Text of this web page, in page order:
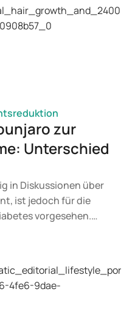
zur
Unterschied
in Diskussionen über
ist jedoch für die
vorgesehen.
Gewichtskontrolle
ein Arzt auf
Ihres BMI und Ihres